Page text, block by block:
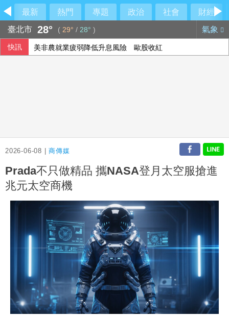
最新 熱門 專題 政治 社會
財經
臺北市 28° ( 29° / 28° ) 氣象
快訊 美非農就業疲弱降低升息風險 歐股收紅
2026-06-08 |商傳媒
Prada不只做精品 攜NASA登月太空服搶進
兆元太空商機